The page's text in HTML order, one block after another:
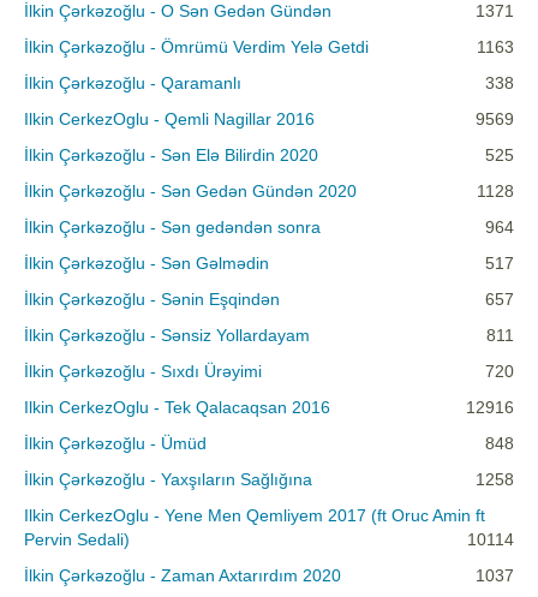
İlkin Çərkəzoğlu - O Sən Gedən Gündən
1371
İlkin Çərkəzoğlu - Ömrümü Verdim Yelə Getdi
1163
İlkin Çərkəzoğlu - Qaramanlı
338
Ilkin CerkezOglu - Qemli Nagillar 2016
9569
İlkin Çərkəzoğlu - Sən Elə Bilirdin 2020
525
İlkin Çərkəzoğlu - Sən Gedən Gündən 2020
1128
İlkin Çərkəzoğlu - Sən gedəndən sonra
964
İlkin Çərkəzoğlu - Sən Gəlmədin
517
İlkin Çərkəzoğlu - Sənin Eşqindən
657
İlkin Çərkəzoğlu - Sənsiz Yollardayam
811
İlkin Çərkəzoğlu - Sıxdı Ürəyimi
720
Ilkin CerkezOglu - Tek Qalacaqsan 2016
12916
İlkin Çərkəzoğlu - Ümüd
848
İlkin Çərkəzoğlu - Yaxşıların Sağlığına
1258
Ilkin CerkezOglu - Yene Men Qemliyem 2017 (ft Oruc Amin ft
Pervin Sedali)
10114
İlkin Çərkəzoğlu - Zaman Axtarırdım 2020
1037